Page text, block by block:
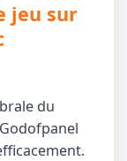
jeu sur
du